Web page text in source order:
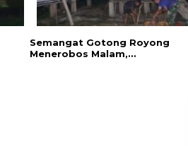
Semangat Gotong Royong
Menerobos Malam,